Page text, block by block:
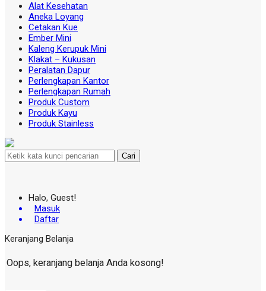
Alat Kesehatan
Aneka Loyang
Cetakan Kue
Ember Mini
Kaleng Kerupuk Mini
Klakat – Kukusan
Peralatan Dapur
Perlengkapan Kantor
Perlengkapan Rumah
Produk Custom
Produk Kayu
Produk Stainless
Cari
Halo, Guest!
Masuk
Daftar
Keranjang Belanja
Oops, keranjang belanja Anda kosong!